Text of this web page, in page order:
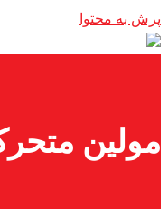
پرش به محتوا
مولین